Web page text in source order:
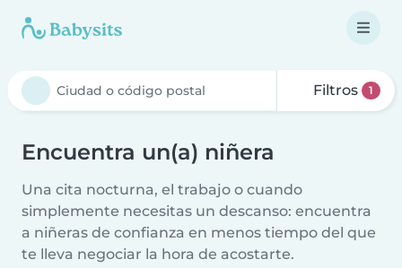
Filtros 1
Encuentra un(a) niñera
Una cita nocturna, el trabajo o cuando
simplemente necesitas un descanso: encuentra
a niñeras de confianza en menos tiempo del que
te lleva negociar la hora de acostarte.